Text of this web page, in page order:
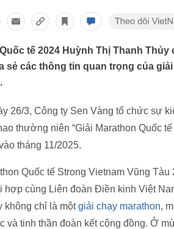
tế 2024 Huỳnh Thị Thanh
sẻ các thông tin quan trọng của
26/3, Công ty Sen Vàng tổ chức sự
thường niên “Giải Marathon Quốc
tháng 11/2025.
Quốc tế Strong Vietnam Vũng
hợp cùng Liên đoàn Điền kinh Việt
không chỉ là mộtgiải chạy marathon,
và tinh thần đoàn kết cộng đồng. Ở